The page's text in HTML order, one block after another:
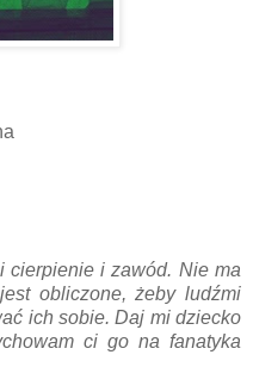
cierpienie i zawód. Nie ma
obliczone, żeby ludźmi
ich sobie. Daj mi dziecko
ci go na fanatyka